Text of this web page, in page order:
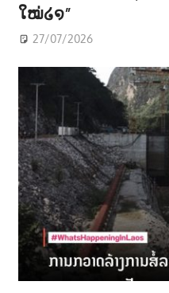
ໃໝ່໒໑”
27/07/2026